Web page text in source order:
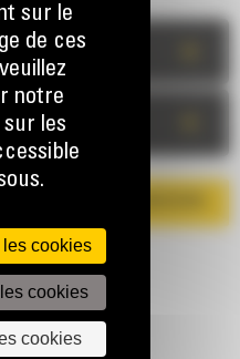
sur le
de ces
notre
sur les
cookies
cookies
cookies